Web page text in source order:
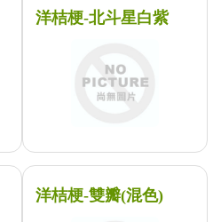
洋桔梗-北斗星白紫
洋桔梗-雙瓣(混色)